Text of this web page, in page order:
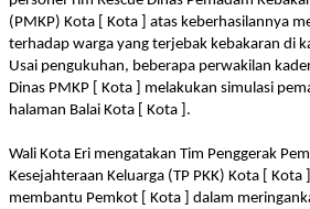
(PMKP) Kota [ Kota ] atas keberhasilannya
terhadap warga yang terjebak kebakaran di
Usai pengukuhan, beberapa perwakilan
Dinas PMKP [ Kota ] melakukan simulasi
halaman Balai Kota [ Kota ].
Wali Kota Eri mengatakan Tim Penggerak
Kesejahteraan Keluarga (TP PKK) Kota [
membantu Pemkot [ Kota ] dalam